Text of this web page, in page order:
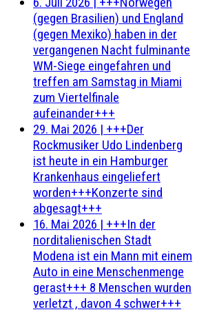
(gegen Brasilien) und England
(gegen Mexiko) haben in der
vergangenen Nacht fulminante
WM-Siege eingefahren und
treffen am Samstag in Miami
zum Viertelfinale
aufeinander+++
29. Mai 2026 | +++Der
Rockmusiker Udo Lindenberg
ist heute in ein Hamburger
Krankenhaus eingeliefert
worden+++Konzerte sind
abgesagt+++
16. Mai 2026 | +++In der
norditalienischen Stadt
Modena ist ein Mann mit einem
Auto in eine Menschenmenge
gerast+++ 8 Menschen wurden
verletzt , davon 4 schwer+++